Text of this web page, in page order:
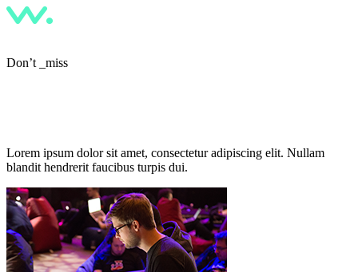
Don’t _miss
Lorem ipsum dolor sit amet, consectetur adipiscing elit. Nullam
blandit hendrerit faucibus turpis dui.